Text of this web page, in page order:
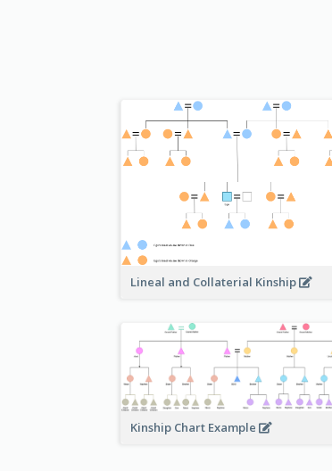
Lineal and Collaterial Kinship
Kinship Chart Example